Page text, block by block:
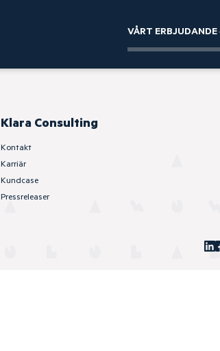
VÅRT ERBJUDANDE
Klara Consulting
Kontakt
Karriär
Kundcase
Pressreleaser